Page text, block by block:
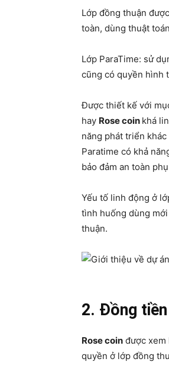
Lớp đồng thuận
toàn, dùng thuật
Lớp ParaTime: sử
cũng có quyền hình
Được thiết kế với
hay Rose coin khá
năng phát triển
Paratime có khả
bảo đảm an toàn
Yếu tố linh động ở
tình huống dùng
thuận.
2. Đồng
Rose coin được xem
quyền ở lớp đồng